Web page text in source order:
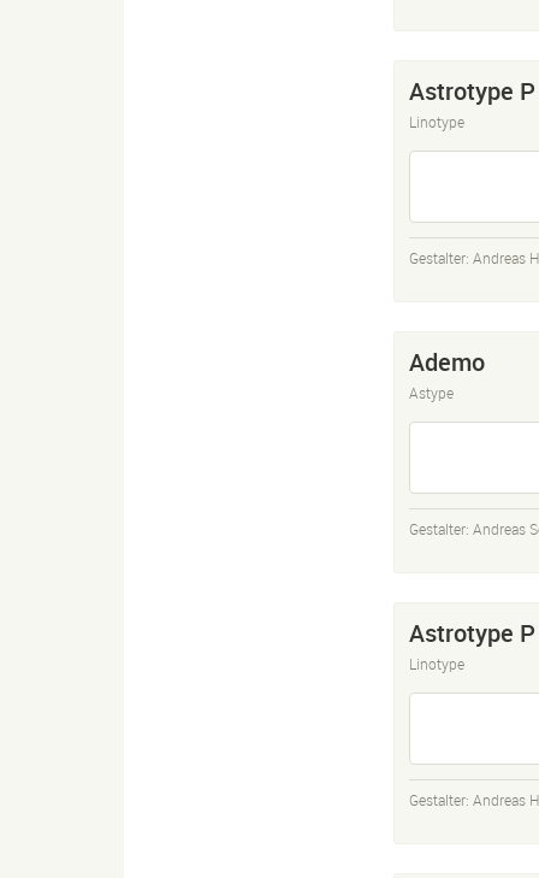
Astrotype
Linotype
Gestalter: Andreas
Ademo
Astype
Gestalter: Andreas
Astrotype P
Linotype
Gestalter: Andreas